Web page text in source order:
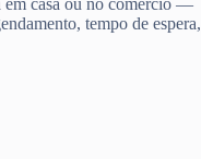
tempo de espera,